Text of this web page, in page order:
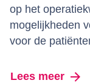
op het
mogelijkheden
voor de
Lees meer